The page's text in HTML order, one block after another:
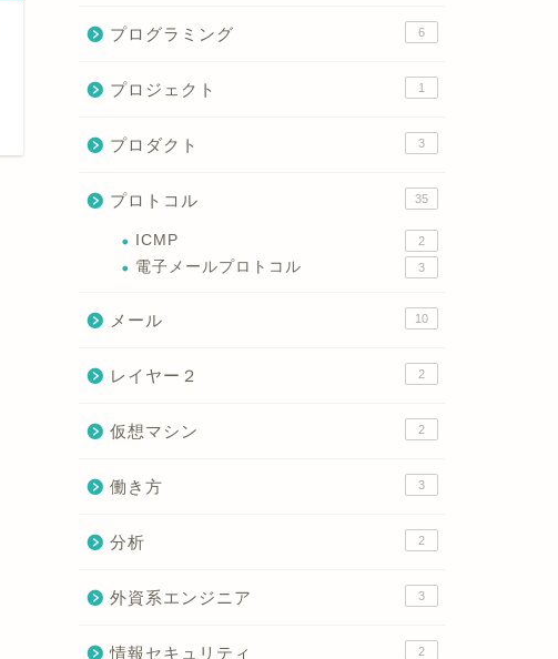
プログラミング 6
プロジェクト 1
プロダクト 3
プロトコル 35
ICMP 2
電子メールプロトコル 3
メール 10
レイヤー２ 2
仮想マシン 2
働き方 3
分析 2
外資系エンジニア 3
情報セキュリティ 2